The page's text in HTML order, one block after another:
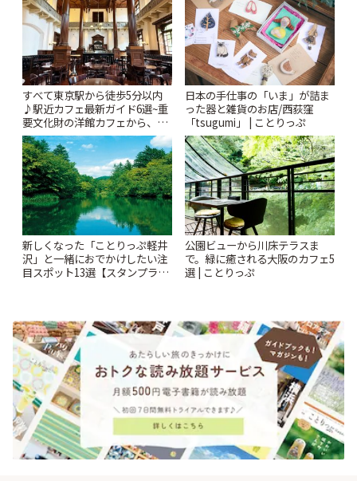
すべて東京駅から徒歩5分以内
♪駅近カフェ最新ガイド6選~重
要文化財の洋館カフェから、改
札すぐのレトロ喫茶まで~ | こと
りっぷ
日本の手仕事の「いま」が詰ま
った器と雑貨のお店/西荻窪
「tsugumi」 | ことりっぷ
新しくなった「ことりっぷ軽井
沢」と一緒におでかけしたい注
目スポット13選【スタンプラリ
公園ビューから川床テラスま
で。緑に癒される大阪のカフェ5
選 | ことりっぷ